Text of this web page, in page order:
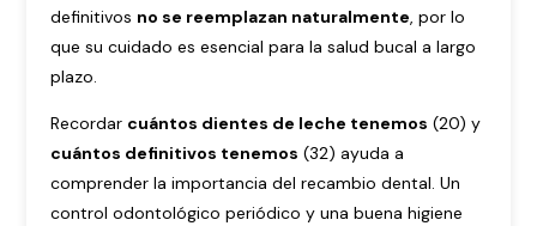
definitivos no se reemplazan naturalmente, por lo
que su cuidado es esencial para la salud bucal a largo
plazo.
Recordar cuántos dientes de leche tenemos (20) y
cuántos definitivos tenemos (32) ayuda a
comprender la importancia del recambio dental. Un
control odontológico periódico y una buena higiene